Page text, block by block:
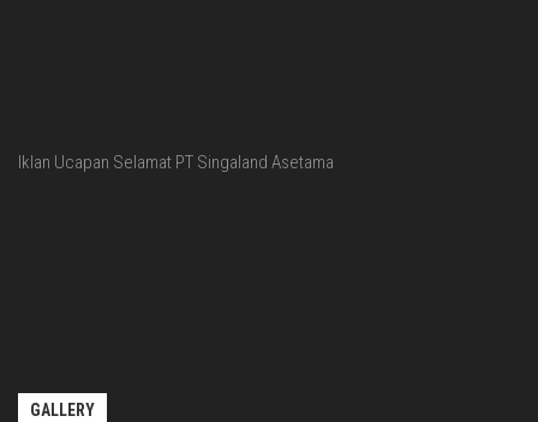
Iklan Ucapan Selamat PT Singaland Asetama
GALLERY